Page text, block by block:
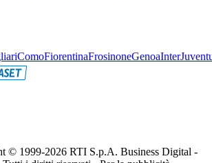
ComoFiorentinaFrosinoneGenoaInter
© 1999-2026 RTI S.p.A. Business Digital -